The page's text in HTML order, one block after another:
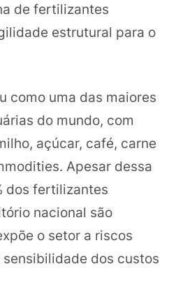
de fertilizantes
estrutural para o
como uma das maiores
do mundo, com
açúcar, café, carne
Apesar dessa
dos fertilizantes
nacional são
o setor a riscos
dos custos